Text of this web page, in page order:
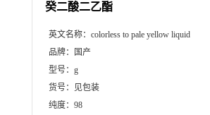
癸二酸二乙酯
英文名称： colorless to pale yellow liquid
品牌：
国产
型号： g
货号：
见包装
纯度： 98